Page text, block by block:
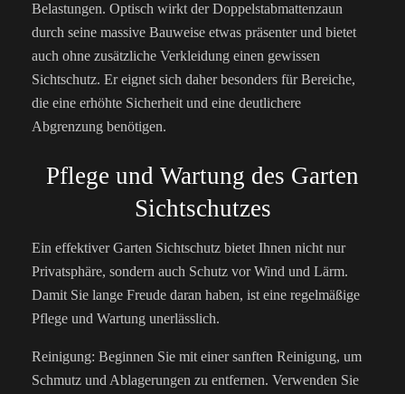
Belastungen. Optisch wirkt der Doppelstabmattenzaun
durch seine massive Bauweise etwas präsenter und bietet
auch ohne zusätzliche Verkleidung einen gewissen
Sichtschutz. Er eignet sich daher besonders für Bereiche,
die eine erhöhte Sicherheit und eine deutlichere
Abgrenzung benötigen.
Pflege und Wartung des Garten
Sichtschutzes
Ein effektiver Garten Sichtschutz bietet Ihnen nicht nur
Privatsphäre, sondern auch Schutz vor Wind und Lärm.
Damit Sie lange Freude daran haben, ist eine regelmäßige
Pflege und Wartung unerlässlich.
Reinigung: Beginnen Sie mit einer sanften Reinigung, um
Schmutz und Ablagerungen zu entfernen. Verwenden Sie